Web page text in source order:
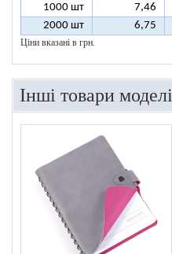
1000 шт 7,46
2000 шт
6,75
Ціни вказані в грн.
Інші товари моделі